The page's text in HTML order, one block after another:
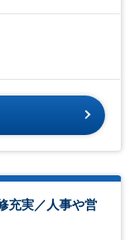
充実／人事や営